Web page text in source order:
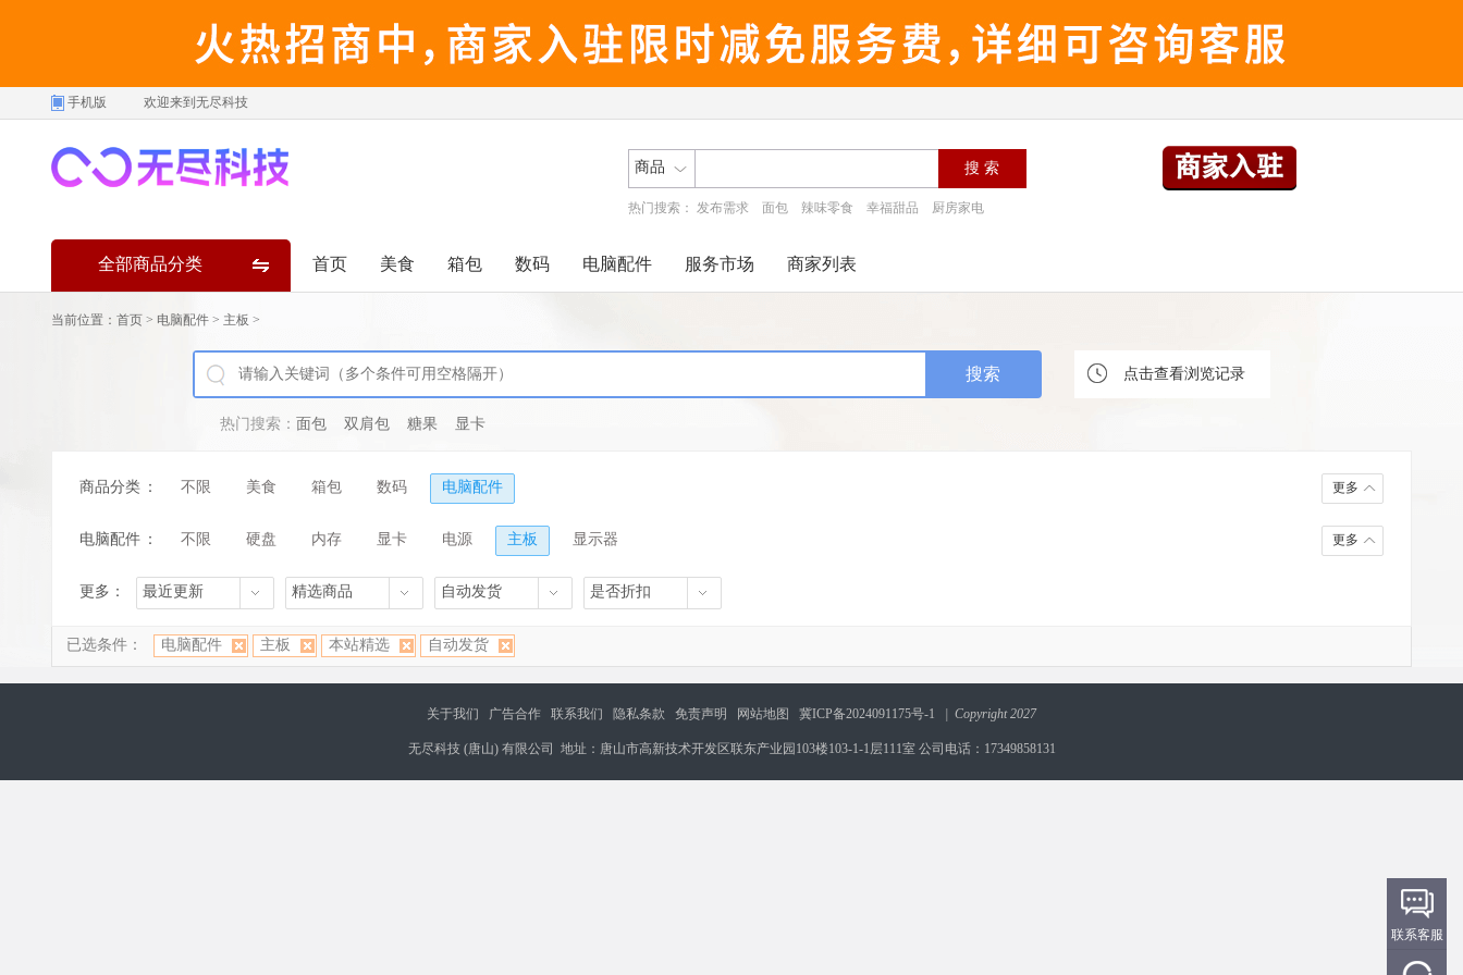
手机版 欢迎来到无尽科技
商品
热门搜索： 发布需求 面包 辣味零食 幸福甜品 厨房家电
全部商品分类 首页 美食 箱包 数码 电脑配件 服务市场 商家列表
当前位置： 首页 > 电脑配件 > 主板 >
点击查看浏览记录
热门搜索： 面包 双肩包 糖果 显卡
商品分类 ： 不限 美食 箱包 数码 电脑配件 更多
电脑配件 ： 不限 硬盘 内存 显卡 电源 主板 显示器 更多
更多： 最近更新 精选商品 自动发货 是否折扣
已选条件： 电脑配件 主板 本站精选 自动发货
关于我们 广告合作 联系我们 隐私条款 免责声明 网站地图 冀ICP备2024091175号-1 | Copyright 2027
无尽科技 (唐山) 有限公司 地址：唐山市高新技术开发区联东产业园103楼103-1-1层111室 公司电话：17349858131
联系客服